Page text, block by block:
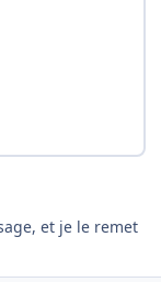
et je le remet